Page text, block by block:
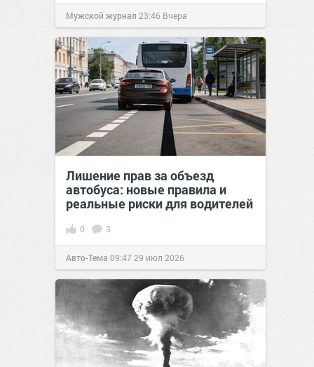
Мужской журнал 23:46 Вчера
Лишение прав за объезд
автобуса: новые правила и
реальные риски для водителей
0 3
Авто-Тема 09:47 29 июл 2026